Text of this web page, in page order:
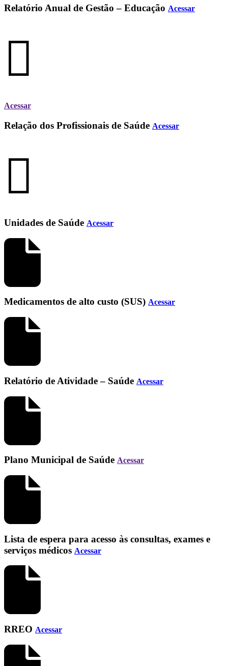
Relatório Anual de Gestão – Educação Acessar
Acessar
Relação dos Profissionais de Saúde Acessar
Unidades de Saúde Acessar
Medicamentos de alto custo (SUS) Acessar
Relatório de Atividade – Saúde Acessar
Plano Municipal de Saúde Acessar
Lista de espera para acesso às consultas, exames e
serviços médicos Acessar
RREO Acessar